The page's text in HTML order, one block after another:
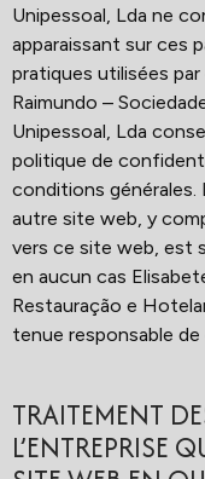
Unipessoal, Lda ne
apparaissant sur ces
pratiques utilisées
Raimundo –
Unipessoal, Lda
politique de
conditions générales.
autre site web, y
vers ce site web, est
en aucun cas
Restauração e
tenue responsable
TRAITEMENT
L’ENTREPRISE